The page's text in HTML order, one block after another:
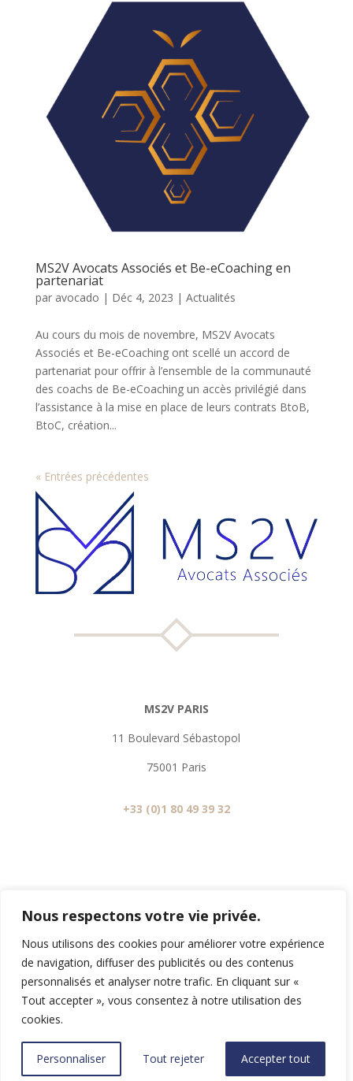
Nous respectons votre vie privée.
Nous utilisons des cookies pour améliorer votre expérience
de navigation, diffuser des publicités ou des contenus
personnalisés et analyser notre trafic. En cliquant sur «
Tout accepter », vous consentez à notre utilisation des
cookies.
Personnaliser Tout rejeter Accepter tout
MS2V Avocats Associés et Be-eCoaching en
partenariat
par avocado | Déc 4, 2023 | Actualités
Au cours du mois de novembre, MS2V Avocats
Associés et Be-eCoaching ont scellé un accord de
partenariat pour offrir à l’ensemble de la communauté
des coachs de Be-eCoaching un accès privilégié dans
l’assistance à la mise en place de leurs contrats BtoB,
BtoC, création...
« Entrées précédentes
MS2V PARIS
11 Boulevard Sébastopol
75001 Paris
+33 (0)1 80 49 39 32
Copyright © 2026 MS2V. All right reserved
Mentions Légales
– Created by Mig’s
Communication